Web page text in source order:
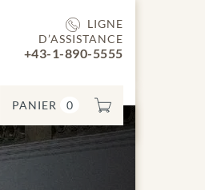
LIGNE
D’ASSISTANCE
+43-1-890-5555
PANIER 0